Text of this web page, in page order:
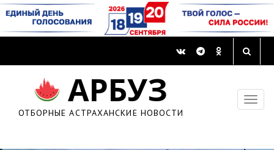
АРБУЗ
ОТБОРНЫЕ АСТРАХАНСКИЕ НОВОСТИ
За две недели астраханцев укусили 77 клещей
14 апреля 2016, 16:33